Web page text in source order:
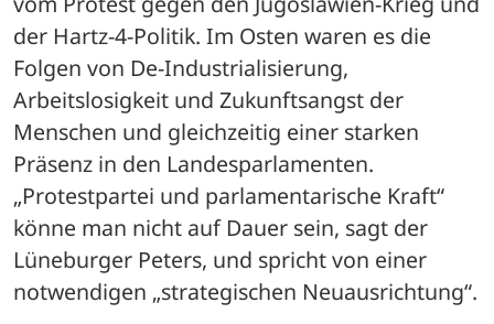
der Hartz-4-Politik. Im Osten waren es die
Folgen von De-Industrialisierung,
Arbeitslosigkeit und Zukunftsangst der
Menschen und gleichzeitig einer starken
Präsenz in den Landesparlamenten.
„Protestpartei und parlamentarische Kraft“
könne man nicht auf Dauer sein, sagt der
Lüneburger Peters, und spricht von einer